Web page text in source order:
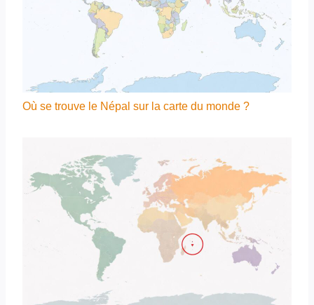
Où se trouve le Népal sur la carte du monde ?